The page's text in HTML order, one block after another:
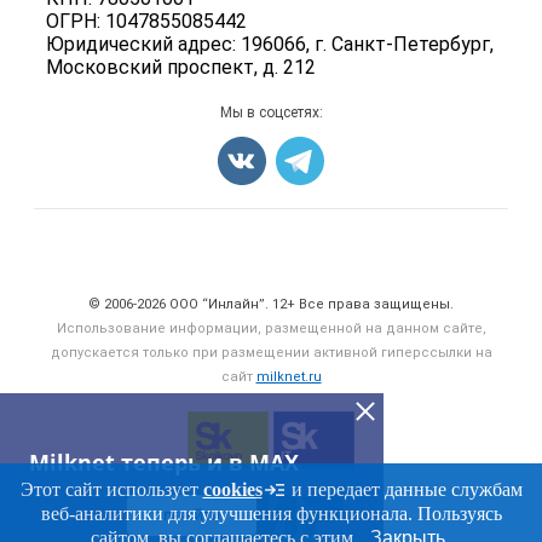
Milknet теперь и в MAX
ПЕРЕЙТИ
ОГРН: 1047855085442
Юридический адрес: 196066, г. Санкт-Петербург,
Московский проспект, д. 212
Карта объявлений
Мы в соцсетях:
© 2006‑2026 ООО “Инлайн”. 12+ Все права защищены.
Использование информации, размещенной на данном сайте,
допускается только при размещении активной гиперссылки на
сайт milknet.ru
Этот сайт использует cookies
и передает данные службам
веб-аналитики для улучшения функционала. Пользуясь
сайтом, вы соглашаетесь с этим.
Закрыть